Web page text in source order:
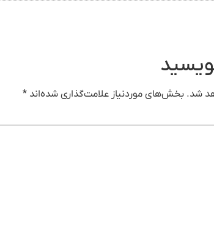
شد. بخش‌های موردنیاز علامت‌گذاری شده‌اند *